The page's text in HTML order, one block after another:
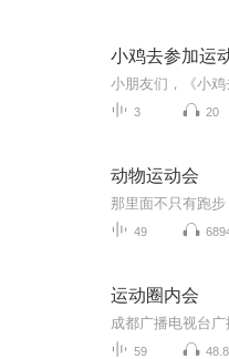
小鸡去参加运
3 20
动物运动会
49
运动圈内会
59